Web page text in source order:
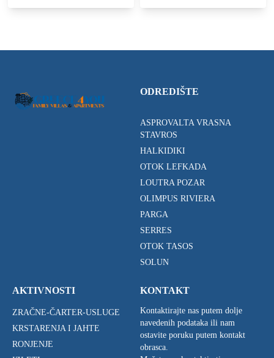
ODREDIŠTE
ASPROVALTA VRASNA
STAVROS
HALKIDIKI
OTOK LEFKADA
LOUTRA POZAR
OLIMPUS RIVIERA
PARGA
SERRES
OTOK TASOS
SOLUN
AKTIVNOSTI
ZRAČNE-ČARTER-USLUGE
KRSTARENJA I JAHTE
RONJENJE
KONTAKT
Kontaktirajte nas putem dolje
navedenih podataka ili nam
ostavite poruku putem kontakt
obrasca.